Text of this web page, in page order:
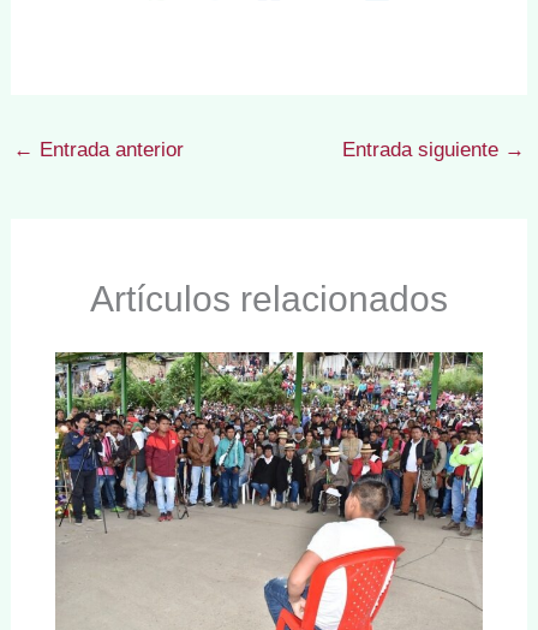
← Entrada anterior Entrada siguiente →
Artículos relacionados